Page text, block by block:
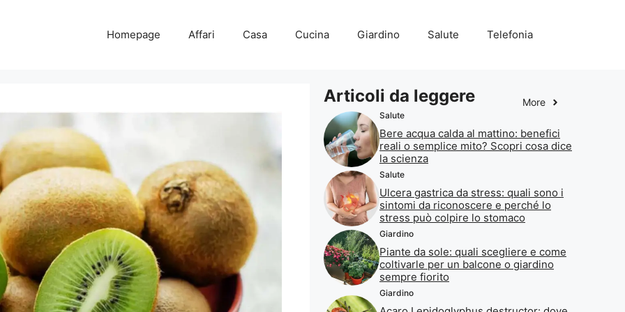
Homepage Affari Casa Cucina Giardino Salute Telefonia
Articoli da leggere More
Salute
Bere acqua calda al mattino: benefici
reali o semplice mito? Scopri cosa dice
la scienza
Salute
Ulcera gastrica da stress: quali sono i
sintomi da riconoscere e perché lo
stress può colpire lo stomaco
Giardino
Piante da sole: quali scegliere e come
coltivarle per un balcone o giardino
sempre fiorito
Giardino